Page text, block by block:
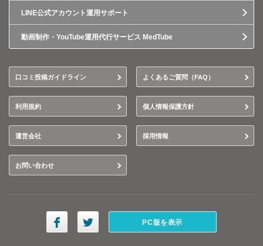
LINE公式アカウント運用サポート
動画制作・YouTube運用代行サービス MedTube
口コミ投稿ガイドライン よくあるご質問（FAQ）
利用規約 個人情報保護方針
運営会社 採用情報
お問い合わせ
PC版を表示